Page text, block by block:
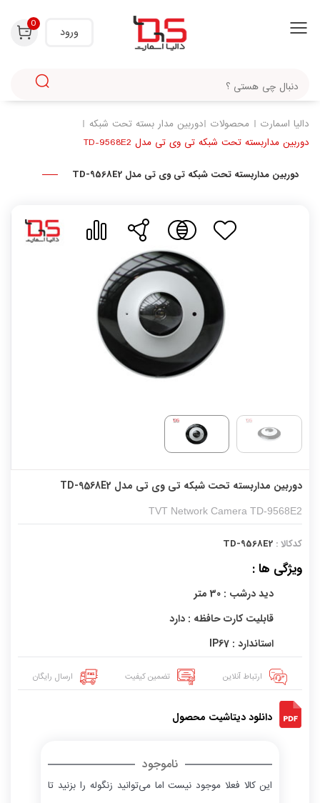
ورود
0
دالیا اسمارت محصولات دوربین مدار بسته تحت شبکه
دوربین مداربسته تحت شبکه تی وی تی مدل TD-9568E2
دوربین مداربسته تحت شبکه تی وی تی مدل TD-9568E2
دوربین مداربسته تحت شبکه تی وی تی مدل TD-9568E2
TVT Network Camera TD-9568E2
کدکالا : TD-9568E2
ویژگی ها :
دید درشب : 30 متر
قابلیت کارت حافظه : دارد
استاندارد : IP67
ارتباط آنلاین تضمین کیفیت ارسال رایگان
دانلود دیتاشیت محصول
ناموجود
این کالا فعلا موجود نیست اما می‌توانید زنگوله را بزنید تا